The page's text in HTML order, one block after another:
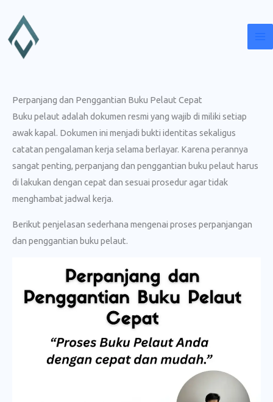
konten
Perpanjang dan Penggantian Buku Pelaut Cepat
Buku pelaut adalah dokumen resmi yang wajib di miliki setiap
awak kapal. Dokumen ini menjadi bukti identitas sekaligus
catatan pengalaman kerja selama berlayar. Karena perannya
sangat penting, perpanjang dan penggantian buku pelaut harus
di lakukan dengan cepat dan sesuai prosedur agar tidak
menghambat jadwal kerja.
Berikut penjelasan sederhana mengenai proses perpanjangan
dan penggantian buku pelaut.